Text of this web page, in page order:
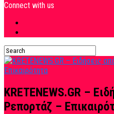
Connect with us
KRETENEWS.GR –
Ρεπορτάζ –